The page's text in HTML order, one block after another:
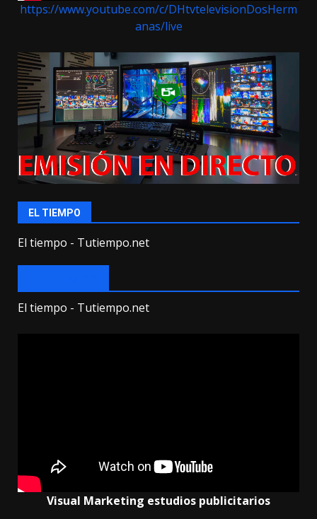
https://www.youtube.com/c/DHtvtelevisionDosHerm
anas/live
EL TIEMPO
El tiempo - Tutiempo.net
El tiempo - Tutiempo.net
Visual Marketing estudios publicitarios